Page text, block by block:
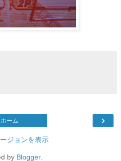
›
ホーム
ジョンを表示
by Blogger.